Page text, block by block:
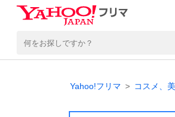
Yahoo!フリマ コスメ、